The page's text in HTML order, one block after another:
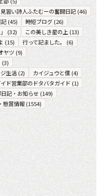
見習い詩人ふたむーの奮闘日記(46)
(45) 時短ブログ(26)
(32) この美しき星の上 (13)
(15) 行って記ました。 (6)
ヤツ (9)
(3)
生活(2) カイジュウと僕(4)
ド営業部のドタバタガイド (1)
記・お知らせ(149)
懸賞情報(1554)